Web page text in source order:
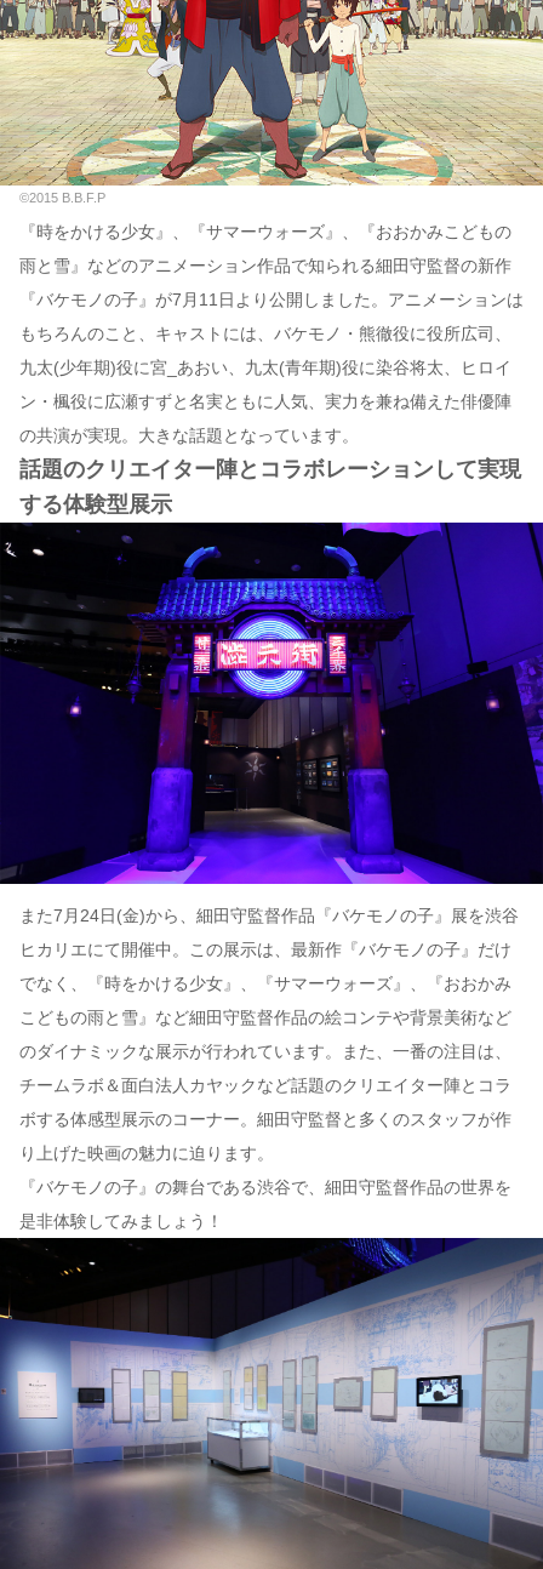
©2015 B.B.F.P
『時をかける少女』、『サマーウォーズ』、『おおかみこどもの
雨と雪』などのアニメーション作品で知られる細田守監督の新作
『バケモノの子』が7月11日より公開しました。アニメーションは
もちろんのこと、キャストには、バケモノ・熊徹役に役所広司、
九太(少年期)役に宮_あおい、九太(青年期)役に染谷将太、ヒロイ
ン・楓役に広瀬すずと名実ともに人気、実力を兼ね備えた俳優陣
の共演が実現。大きな話題となっています。
話題のクリエイター陣とコラボレーションして実現
する体験型展示
また7月24日(金)から、細田守監督作品『バケモノの子』展を渋谷
ヒカリエにて開催中。この展示は、最新作『バケモノの子』だけ
でなく、『時をかける少女』、『サマーウォーズ』、『おおかみ
こどもの雨と雪』など細田守監督作品の絵コンテや背景美術など
のダイナミックな展示が行われています。また、一番の注目は、
チームラボ＆面白法人カヤックなど話題のクリエイター陣とコラ
ボする体感型展示のコーナー。細田守監督と多くのスタッフが作
り上げた映画の魅力に迫ります。
『バケモノの子』の舞台である渋谷で、細田守監督作品の世界を
是非体験してみましょう！